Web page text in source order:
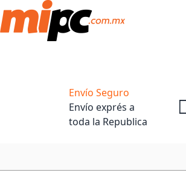
Envío Seguro
Envío exprés a
toda la Republica